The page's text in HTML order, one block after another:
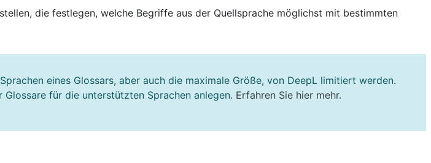
die festlegen, welche Begriffe aus der Quellsprache möglichst mit bestimmten
eines Glossars, aber auch die maximale Größe, von DeepL limitiert werden.
Glossare für die unterstützten Sprachen anlegen. Erfahren Sie hier mehr.